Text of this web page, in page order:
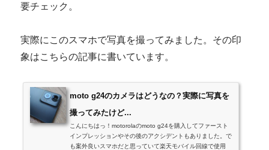
要チェック。
実際にこのスマホで写真を撮ってみました。その印
象はこちらの記事に書いています。
moto g24のカメラはどうなの？実際に写真を
撮ってみたけど...
こんにちはっ！motorolaのmoto g24を購入してファースト
インプレッションやその後のアクシデントもありました。で
も案外良いスマホだと思っていて楽天モバイル回線で使用